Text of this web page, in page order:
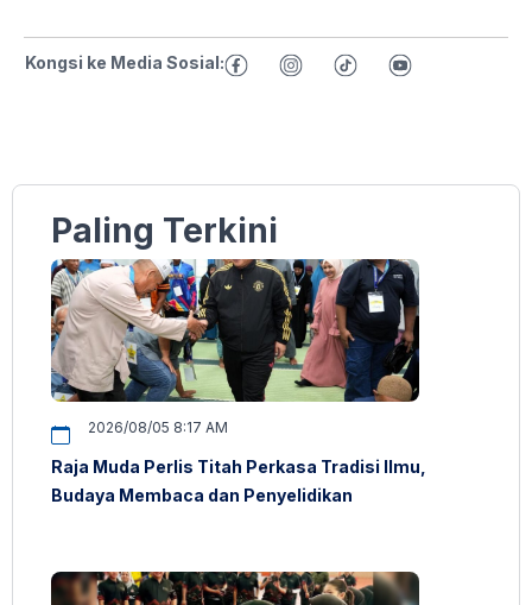
Kongsi ke Media Sosial:
Paling Terkini
2026/08/05 8:17 AM
Raja Muda Perlis Titah Perkasa Tradisi Ilmu,
Budaya Membaca dan Penyelidikan